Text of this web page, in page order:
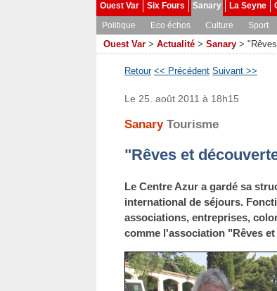
Ouest Var Six Fours Sanary La Seyne
Politique
Eco échos Culture Sport
Ouest Var > Actualité > Sanary >
Retour << Précédent Suivant >>
Le 25. août 2011 à 18h15
Sanary Tourisme
"Rêves et
Le Centre Azur a gardé sa
international de séjours.
associations, entreprises,
comme l'association "Rêves